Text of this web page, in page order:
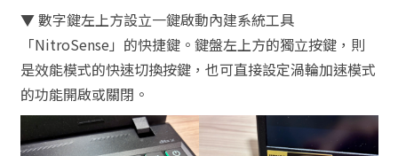
▼ 數字鍵左上方設立一鍵啟動內建系統工具
「NitroSense」的快捷鍵。鍵盤左上方的獨立按鍵，則
是效能模式的快速切換按鍵，也可直接設定渦輪加速模式
的功能開啟或關閉。